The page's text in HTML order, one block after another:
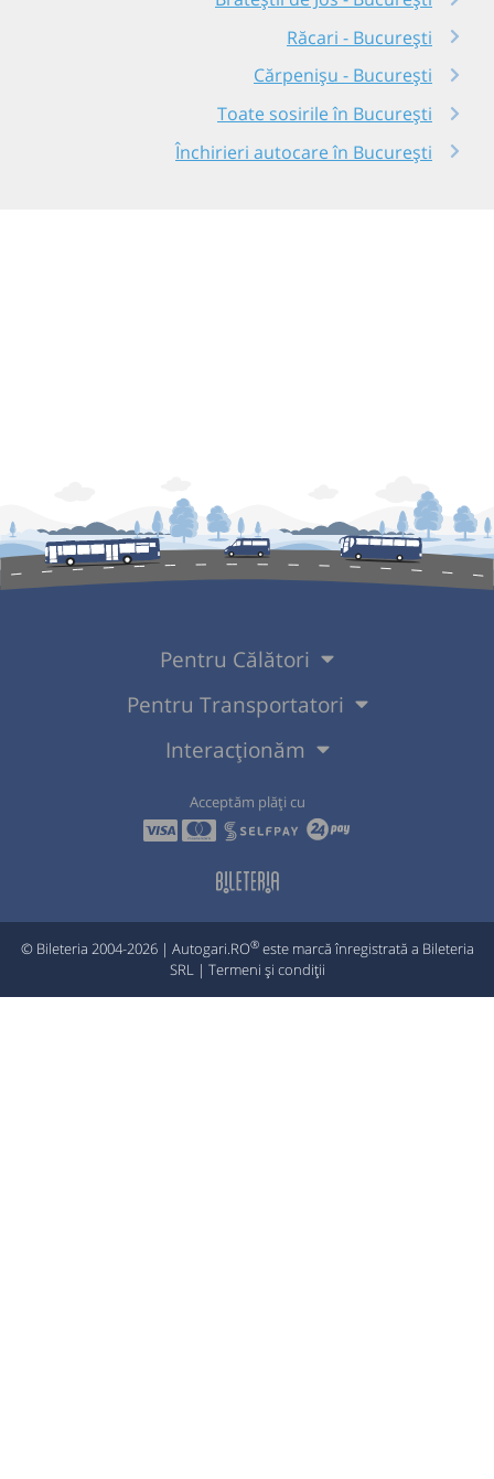
Răcari - București
Cărpenișu - București
Toate sosirile în București
Închirieri autocare în București
Pentru Călători
Pentru Transportatori
Interacționăm
Acceptăm plăți cu
© Bileteria 2004-2026 | Autogari.RO®este marcă înregistrată a Bileteria
SRL | Termeni și condiții